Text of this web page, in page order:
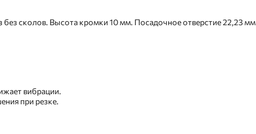
сколов. Высота кромки 10 мм. Посадочное отверстие 22,23 мм.
вибрации.
при резке.